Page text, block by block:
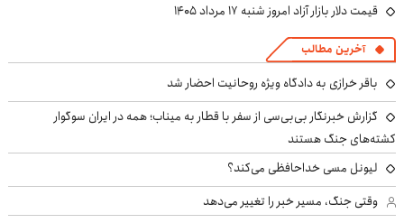
قیمت دلار بازار آزاد امروز شنبه ۱۷ مرداد ۱۴۰۵
آخرین مطالب
باقر خرازی به دادگاه ویژه روحانیت احضار شد
گزارش خبرنگار بی‌بی‌سی از سفر با قطار به میناب؛ همه در ایران سوگوار
کشته‌های جنگ هستند
لیونل مسی خداحافظی می‌کند؟
وقتی جنگ، مسیر خبر را تغییر می‌دهد